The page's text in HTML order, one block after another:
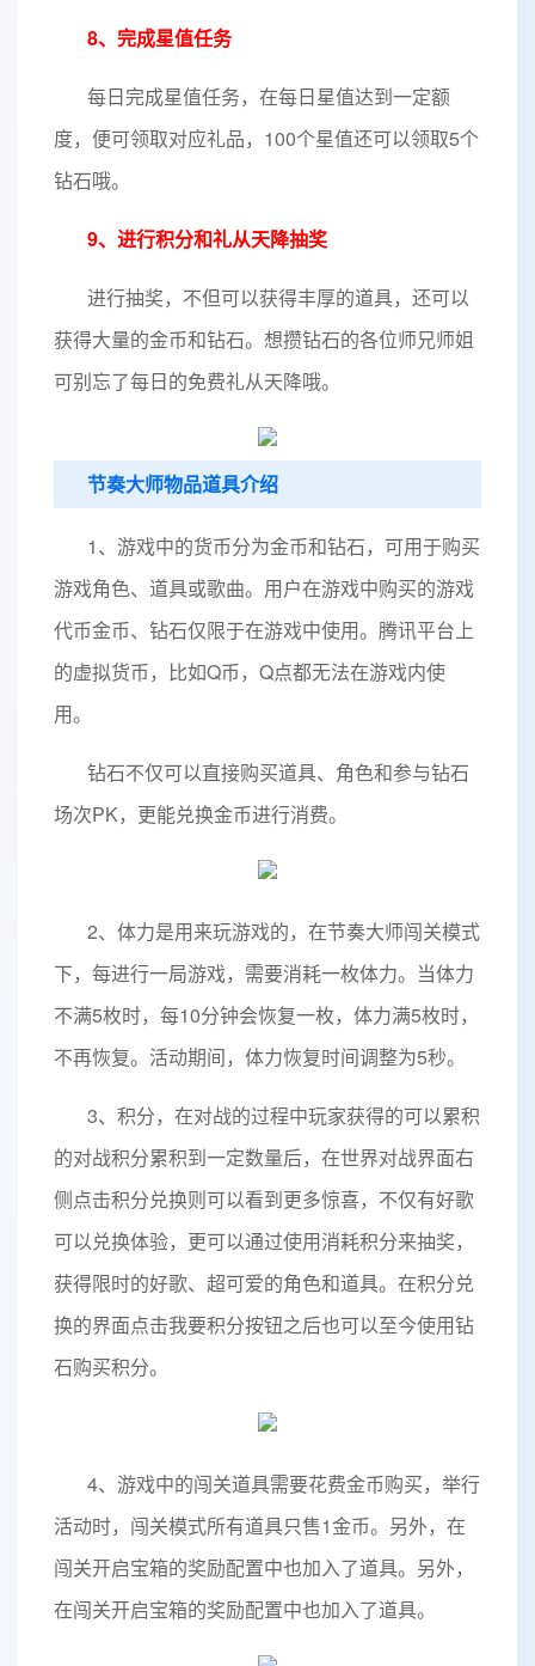
8、完成星值任务
每日完成星值任务，在每日星值达到一定额
度，便可领取对应礼品，100个星值还可以领取5个
钻石哦。
9、进行积分和礼从天降抽奖
进行抽奖，不但可以获得丰厚的道具，还可以
获得大量的金币和钻石。想攒钻石的各位师兄师姐
可别忘了每日的免费礼从天降哦。
节奏大师物品道具介绍
1、游戏中的货币分为金币和钻石，可用于购买
游戏角色、道具或歌曲。用户在游戏中购买的游戏
代币金币、钻石仅限于在游戏中使用。腾讯平台上
的虚拟货币，比如Q币，Q点都无法在游戏内使
用。
钻石不仅可以直接购买道具、角色和参与钻石
场次PK，更能兑换金币进行消费。
2、体力是用来玩游戏的，在节奏大师闯关模式
下，每进行一局游戏，需要消耗一枚体力。当体力
不满5枚时，每10分钟会恢复一枚，体力满5枚时，
不再恢复。活动期间，体力恢复时间调整为5秒。
3、积分，在对战的过程中玩家获得的可以累积
的对战积分累积到一定数量后，在世界对战界面右
侧点击积分兑换则可以看到更多惊喜，不仅有好歌
可以兑换体验，更可以通过使用消耗积分来抽奖，
获得限时的好歌、超可爱的角色和道具。在积分兑
换的界面点击我要积分按钮之后也可以至今使用钻
石购买积分。
4、游戏中的闯关道具需要花费金币购买，举行
活动时，闯关模式所有道具只售1金币。另外，在
闯关开启宝箱的奖励配置中也加入了道具。另外，
在闯关开启宝箱的奖励配置中也加入了道具。